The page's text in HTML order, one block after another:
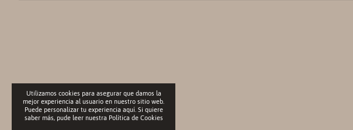
Utilizamos cookies para asegurar que damos la
mejor experiencia al usuario en nuestro sitio web.
Puede personalizar tu experiencia aquí. Si quiere
saber más, pude leer nuestra Política de Cookies